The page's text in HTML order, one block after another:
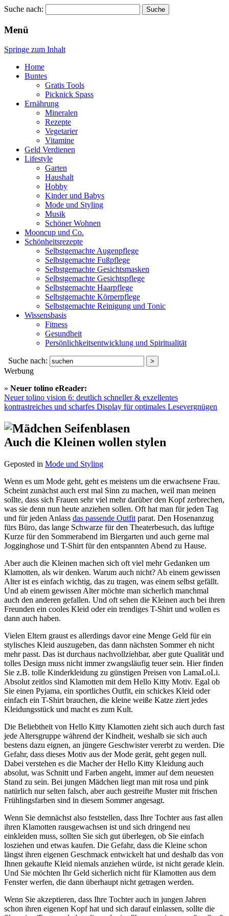
Pinkies
Suche nach:
Menü
Springe zum Inhalt
Home
Buntes
Gratis Tools
Picknick Spass
Ernährung
Mineralen
Rezepte
Vegetarier
Vitamine
Geld Verdienen
Lifestyle
Garten
Haushalt
Hobby
Kinder und Babys
Mode und Styling
Musik
Schöner Wohnen
Mooncup und Co.
Schönheitsrezepte
Selbstgemachte Augenpflege
Selbstgemachte Fußpflege
Selbstgemachte Gesichtsmasken
Selbstgemachte Gesichtspflege
Selbstgemachte Haarpflege
Selbstgemachte Körperpflege
Selbstgemachte Reinigung und Tonic
Wissensbasis
Fitness
Gesundheit
Persönlichkeitsentwicklung und Spiritualität
Suche nach:
Werbung
» Neuer tolino eReader:
Neuer tolino vision 6: deutlich schneller & exzellentes
kontrastreiches und scharfes Display für optimales Lesevergnügen
Auch die Kleinen wollen stylen
Geposted in Mode und Styling
Wenn es um Mode geht, geht es meistens um die erwachsene Frau.
Scheint zunächst auch erst mal Sinn zu machen, weil man meinen
sollte, dass sich Frauen sehr viel mehr darüber den Kopf zerbrechen,
was sie denn nun heute anziehen sollen. Oft hat man für jeden Tag
und für jeden Anlass das passende Outfit parat. Den Hosenanzug
fürs Büro, das lange Schwarze für den Theaterbesuch, das luftige
Kurze für den Sommerabend im Biergarten und auch gerne mal
Jogginghose und T-Shirt für den entspannten Abend zu Hause.
Aber auch die Kleinen machen sich oft viel mehr Gedanken um
Klamotten, als wir denken. Warum auch nicht? Ab einem gewissen
Alter ist es einfach wichtig, das zu tragen, was einem selbst gefällt.
Und ab einem gewissen Alter möchte man sicherlich manchmal
auch den anderen gefallen. Und oft sehen die Kleinen auch bei ihren
Freunden ein cooles Kleid oder ein trendiges T-Shirt und wollen es
dann auch haben.
Vielen Eltern graust es allerdings davor eine Menge Geld für ein
stylisches Kleid auszugeben, das dann nächsten Sommer eh nicht
mehr passt. Das ist durchaus nachvollziehbar, aber gute Qualität und
tolles Design muss nicht immer zwangsläufig teuer sein. Hier finden
Sie z.B. tolle Kinderkleidung zu günstigen Preisen von LamaLoLi.
Absolut zeitlos sind Klamotten mit dem Hello Kitty Motiv. Egal ob
Sie einen Pyjama, ein sportliches Outfit, ein schickes Kleid oder
einfach ein T-Shirt brauchen, die kleine weiße Katze ziert jedes
Kleidungsstück und macht es zum Kult.
Die Beliebtheit von Hello Kitty Klamotten zieht sich auch durch fast
jede Altersgruppe während der Kindheit, weshalb sie sich auch
bestens dazu eignen, an jüngere Geschwister vererbt zu werden. Die
Gefahr, dass dieses Motiv aus der Mode gerät, geht gegen null.
Dabei verstehen es die Macher der Hello Kitty Kleidung auch
absolut, was Schnitt und Farben angeht, immer auf dem neuesten
Stand zu sein. Bei jungen Mädchen liegt man mit rosa und pink
natürlich nur selten falsch, aber auch gestreifte Muster mit frischen
Frühlingsfarben sind in diesem Sommer angesagt.
Wenn Sie demnächst also feststellen, dass Ihre Tochter aus fast allen
ihren Klamotten rausgewachsen ist und sich dringend neu
einkleiden muss, sollten Sie sich gut überlegen, ob Sie einfach
losziehen und etwas kaufen. Die Gefahr, dass die Kleine schon
längst ihren eigenen Geschmack entwickelt hat und deshalb das von
Ihnen gekaufte Kleid niemals anziehen würde, ist nicht gerade klein.
Und Sie möchten Ihr Geld sicherlich nicht für Klamotten aus dem
Fenster werfen, die dann überhaupt nicht getragen werden.
Wenn Sie akzeptieren, dass Ihre Tochter auch in jungen Jahren
schon ihren eigenen Kopf hat und sich darauf einlassen, sollte die